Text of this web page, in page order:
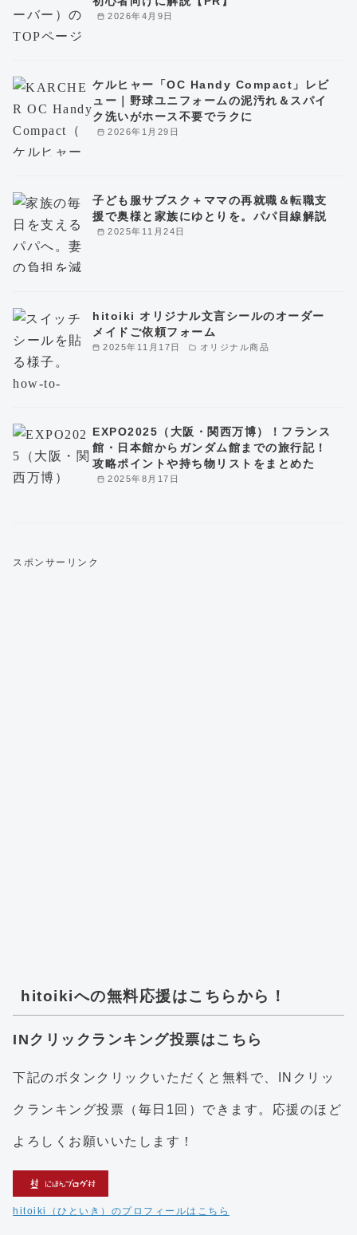
2026年4月9日
2026年1月29日
ケルヒャー「OC Handy Compact」レビ
ュー｜野球ユニフォームの泥汚れ＆スパイ
ク洗いがホース不要でラクに
2025年11月24日
子ども服サブスク＋ママの再就職＆転職支
援で奥様と家族にゆとりを。パパ目線解説
2025年11月17日 オリジナル商品
hitoiki オリジナル文言シールのオーダー
メイドご依頼フォーム
2025年8月17日
EXPO2025（大阪・関西万博）！フランス
館・日本館からガンダム館までの旅行記！
攻略ポイントや持ち物リストをまとめた
スポンサーリンク
hitoikiへの無料応援はこちらから！
INクリックランキング投票はこちら
下記のボタンクリックいただくと無料で、INクリッ
クランキング投票（毎日1回）できます。応援のほど
よろしくお願いいたします！
hitoiki（ひといき）のプロフィールはこちら